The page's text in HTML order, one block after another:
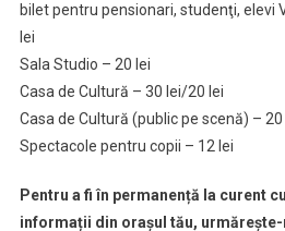
bilet pentru pensionari, studenţi, elevi
lei
Sala Studio – 20 lei
Casa de Cultură – 30 lei/20 lei
Casa de Cultură (public pe scenă) – 20
Spectacole pentru copii – 12 lei
Pentru a fi în permanență la curent
informații din orașul tău, urmărește-